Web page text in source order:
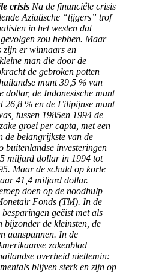
le crisis Na de financiële crisis
Aziatische “tijgers” trof
in het westen dat
zou hebben. Maar
zijn er winnaars en
man die door de
de gebroken potten
munt 39,5 % van
dollar, de Indonesische munt
26,8 % en de Filipijnse munt
tussen 1985en 1994 de
groei percapta, met een
de belangrijkste van de
buitenlandse investeringen
miljard dollar in 1994 tot
Maar de schuld op korte
41,4 miljard dollar.
doen op de noodhulp
Fonds (TM). In de
geëist met als
bijzonder de kleinsten, de
aanspannen. In de
zakenblad
overheid niettemin:
blijven sterk en zijn op